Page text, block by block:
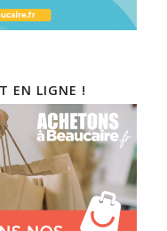
EN LIGNE !